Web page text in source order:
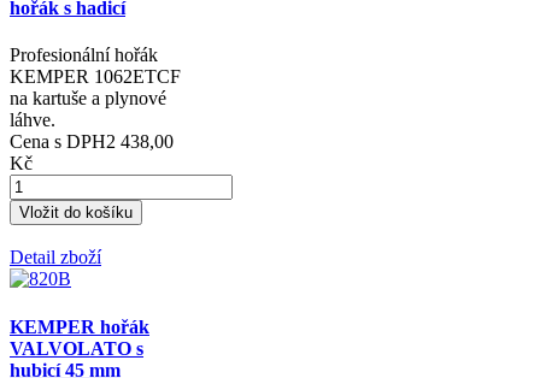
Kč
Detail zboží
KEMPER hořák
KEMPOMATIC
TURBO 1062ETCF
hořák s hadicí
Profesionální hořák
na kartuše a plynové
láhve.
Cena s DPH2 438,00